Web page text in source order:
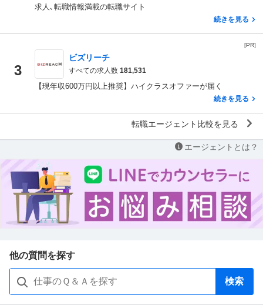
求人､転職情報満載の転職サイト
続きを見る
[PR]
3
ビズリーチ
すべての求人数 181,531
【現年収600万円以上推奨】ハイクラスオファーが届く
続きを見る
転職エージェント比較を見る
エージェントとは？
他の質問を探す
検索